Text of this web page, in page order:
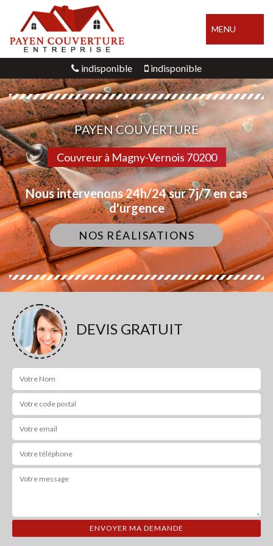
MENU
indisponible indisponible
PAYEN COUVERTURE
Couvreur à Magny-Vernois 70200
Nous intervenons 24h/24 sur 7j/7 en cas
d'urgence
NOS RÉALISATIONS
DEVIS GRATUIT